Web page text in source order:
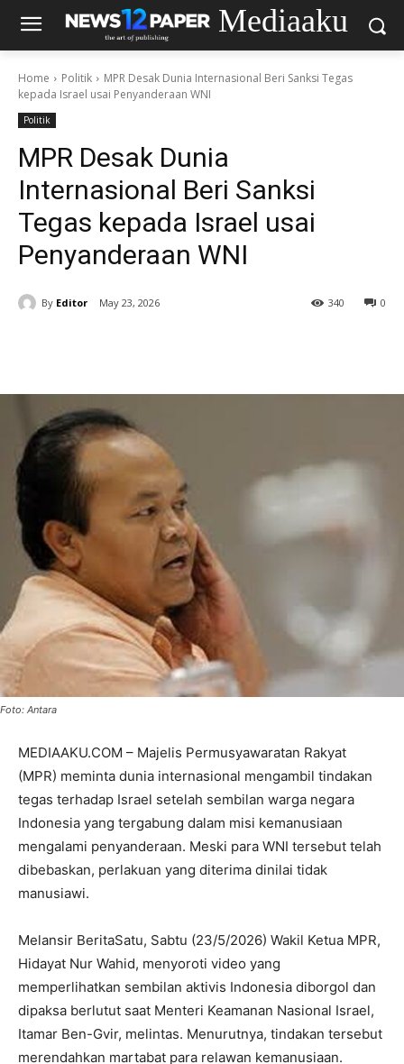
Mediaaku
Home Politik
MPR Desak Dunia Internasional Beri Sanksi Tegas
kepada Israel usai Penyanderaan WNI
Politik
MPR Desak Dunia
Internasional Beri Sanksi
Tegas kepada Israel usai
Penyanderaan WNI
By Editor May 23, 2026 0
340
Foto: Antara
MEDIAAKU.COM – Majelis Permusyawaratan Rakyat
(MPR) meminta dunia internasional mengambil tindakan
tegas terhadap Israel setelah sembilan warga negara
Indonesia yang tergabung dalam misi kemanusiaan
mengalami penyanderaan. Meski para WNI tersebut telah
dibebaskan, perlakuan yang diterima dinilai tidak
manusiawi.
Melansir BeritaSatu, Sabtu (23/5/2026) Wakil Ketua MPR,
Hidayat Nur Wahid, menyoroti video yang
memperlihatkan sembilan aktivis Indonesia diborgol dan
dipaksa berlutut saat Menteri Keamanan Nasional Israel,
Itamar Ben-Gvir, melintas. Menurutnya, tindakan tersebut
merendahkan martabat para relawan kemanusiaan.